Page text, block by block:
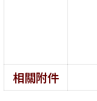
相關附件